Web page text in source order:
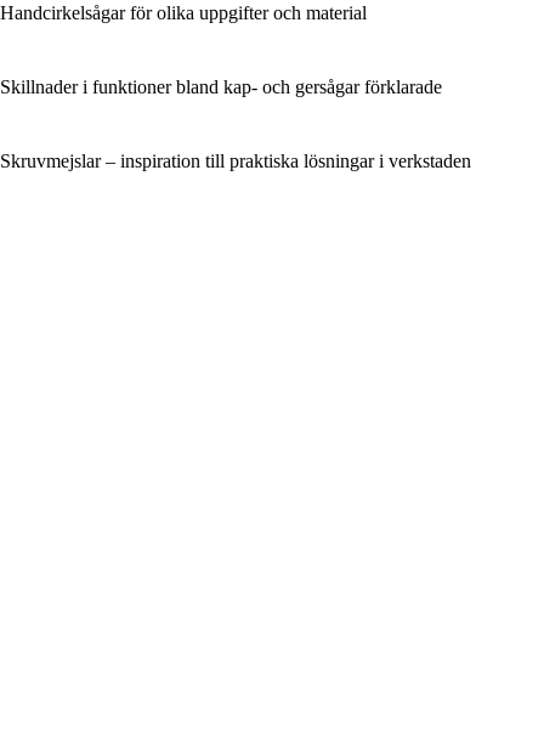
Handcirkelsågar för olika uppgifter och material
Skillnader i funktioner bland kap- och gersågar förklarade
Skruvmejslar – inspiration till praktiska lösningar i verkstaden